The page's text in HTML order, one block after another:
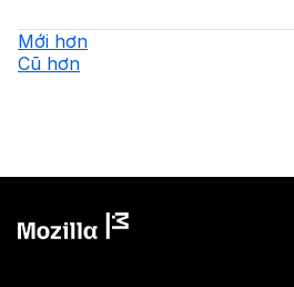
Mới hơn
Cũ hơn